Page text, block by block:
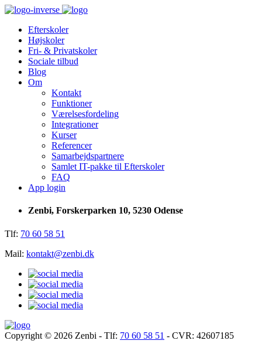
Efterskoler
Højskoler
Fri- & Privatskoler
Sociale tilbud
Blog
Om
Kontakt
Funktioner
Værelsesfordeling
Integrationer
Kurser
Referencer
Samarbejdspartnere
Samlet IT-pakke til Efterskoler
FAQ
App login
Zenbi, Forskerparken 10, 5230 Odense
Tlf: 70 60 58 51
Mail: kontakt@zenbi.dk
Copyright © 2026 Zenbi - Tlf: 70 60 58 51 - CVR: 42607185